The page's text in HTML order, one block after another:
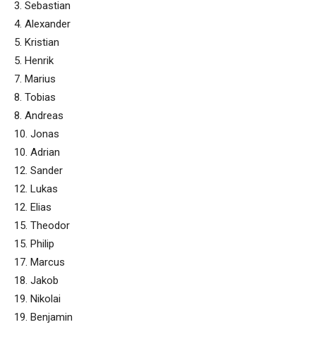
3. Sebastian
4. Alexander
5. Kristian
5. Henrik
7. Marius
8. Tobias
8. Andreas
10. Jonas
10. Adrian
12. Sander
12. Lukas
12. Elias
15. Theodor
15. Philip
17. Marcus
18. Jakob
19. Nikolai
19. Benjamin